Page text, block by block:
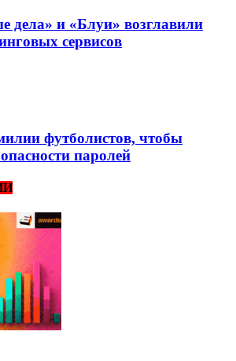
дела» и «Блуи» возглавили
сервисов
футболистов, чтобы
паролей